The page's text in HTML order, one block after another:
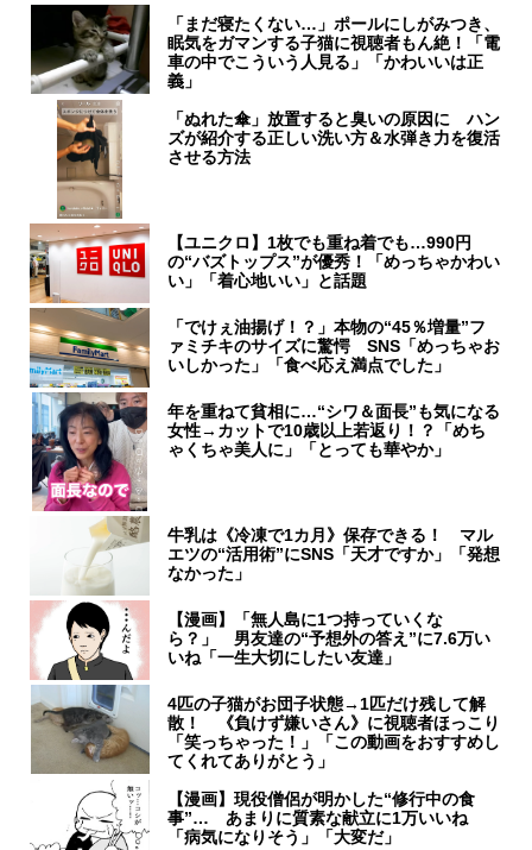
「まだ寝たくない…」ポールにしがみつき、
眠気をガマンする子猫に視聴者もん絶！「電
車の中でこういう人見る」「かわいいは正
義」
「ぬれた傘」放置すると臭いの原因に ハン
ズが紹介する正しい洗い方＆水弾き力を復活
させる方法
【ユニクロ】1枚でも重ね着でも…990円
の“バズトップス”が優秀！「めっちゃかわい
い」「着心地いい」と話題
「でけぇ油揚げ！？」本物の“45％増量”フ
ァミチキのサイズに驚愕 SNS「めっちゃお
いしかった」「食べ応え満点でした」
年を重ねて貧相に…“シワ＆面長”も気になる
女性→カットで10歳以上若返り！？「めち
ゃくちゃ美人に」「とっても華やか」
牛乳は《冷凍で1カ月》保存できる！ マル
エツの“活用術”にSNS「天才ですか」「発想
なかった」
【漫画】「無人島に1つ持っていくな
ら？」 男友達の“予想外の答え”に7.6万い
いね「一生大切にしたい友達」
4匹の子猫がお団子状態→1匹だけ残して解
散！ 《負けず嫌いさん》に視聴者ほっこり
「笑っちゃった！」「この動画をおすすめし
てくれてありがとう」
【漫画】現役僧侶が明かした“修行中の食
事”… あまりに質素な献立に1万いいね
「病気になりそう」「大変だ」